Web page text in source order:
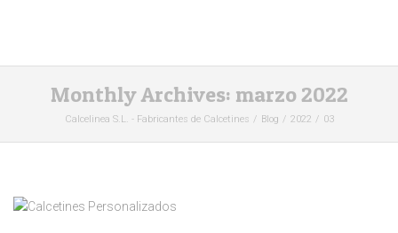
Monthly Archives: marzo 2022
Calcelinea S.L. - Fabricantes de Calcetines Blog 2022 03